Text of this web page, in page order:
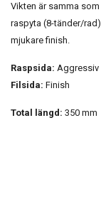
Vikten är samma
raspyta (8-tänder/
mjukare finish.
Raspsida: Aggressiv
Filsida: Finish
Total längd: 350 mm